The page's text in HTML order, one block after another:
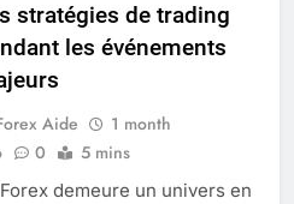
stratégies de trading
les événements
Aide
1 month
0 5 mins
demeure un univers en